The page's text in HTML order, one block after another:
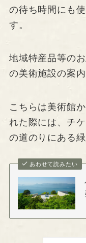
の待ち時間にも
す。
地域特産品等の
の美術施設の案
こちらは美術館
れた際には、チ
の道のりにある
あわせて読みたい